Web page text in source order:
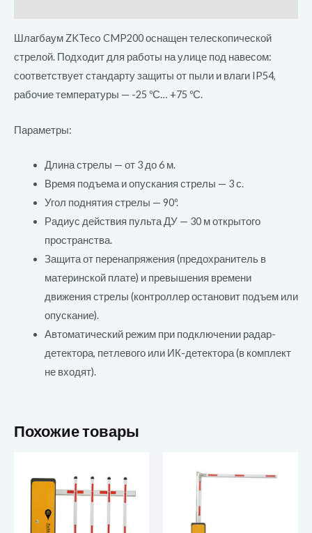
Шлагбаум ZKTeco CMP200 оснащен телескопической
стрелой. Подходит для работы на улице под навесом:
соответствует стандарту защиты от пыли и влаги IP54,
рабочие температуры — -25 ºС… +75 ºС.
Параметры:
Длина стрелы — от 3 до 6 м.
Время подъема и опускания стрелы — 3 с.
Угол поднятия стрелы — 90º.
Радиус действия пульта ДУ — 30 м открытого
пространства.
Защита от перенапряжения (предохранитель в
материнской плате) и превышения времени
движения стрелы (контроллер остановит подъем или
опускание).
Автоматический режим при подключении радар-
детектора, петлевого или ИК-детектора (в комплект
не входят).
Похожие товары